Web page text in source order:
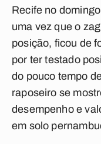
Recife no
uma vez que o
posição, ficou de
por ter testado
do pouco tempo
raposeiro se
desempenho e
em solo